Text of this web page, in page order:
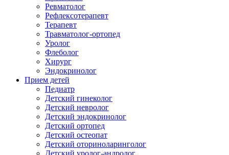
Ревматолог
Рефлексотерапевт
Терапевт
Травматолог-ортопед
Уролог
Флеболог
Хирург
Эндокринолог
Прием детей
Педиатр
Детский гинеколог
Детский невролог
Детский эндокринолог
Детский ортопед
Детский остеопат
Детский оториноларинголог
Детский уролог-андролог